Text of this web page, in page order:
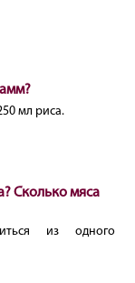
мл риса.
Сколько мяса
из одного